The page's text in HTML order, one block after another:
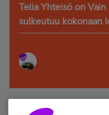
Telia Yhteisö on
sulkeutuu kokonaan